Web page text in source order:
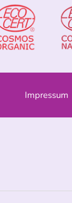
Impressum